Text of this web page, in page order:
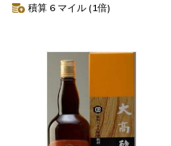
積算 6 マイル (1倍)